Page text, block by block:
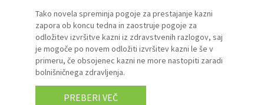
Tako novela spreminja pogoje za prestajanje kazni
zapora ob koncu tedna in zaostruje pogoje za
odložitev izvršitve kazni iz zdravstvenih razlogov, saj
je mogoče po novem odložiti izvršitev kazni le še v
primeru, če obsojenec kazni ne more nastopiti zaradi
bolnišničnega zdravljenja.
PREBERI VEČ